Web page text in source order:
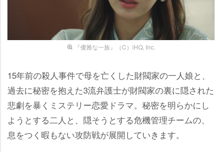
『優雅な一族』（C）iHQ, Inc.
15年前の殺人事件で母を亡くした財閥家の一人娘と、
過去に秘密を抱えた3流弁護士が財閥家の裏に隠された
悲劇を暴くミステリー恋愛ドラマ。秘密を明らかにし
ようとする二人と、隠そうとする危機管理チームの、
息をつく暇もない攻防戦が展開していきます。